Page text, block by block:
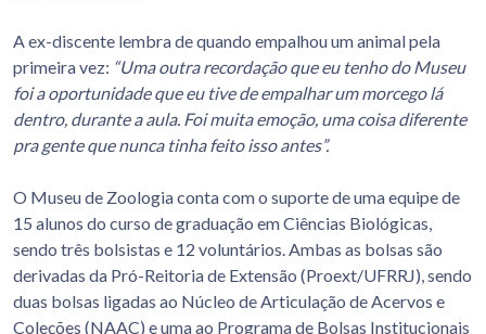
A ex-discente lembra de quando empalhou um animal pela
primeira vez: “Uma outra recordação que eu tenho do Museu
foi a oportunidade que eu tive de empalhar um morcego lá
dentro, durante a aula. Foi muita emoção, uma coisa diferente
pra gente que nunca tinha feito isso antes”.
O Museu de Zoologia conta com o suporte de uma equipe de
15 alunos do curso de graduação em Ciências Biológicas,
sendo três bolsistas e 12 voluntários. Ambas as bolsas são
derivadas da Pró-Reitoria de Extensão (Proext/UFRRJ), sendo
duas bolsas ligadas ao Núcleo de Articulação de Acervos e
Coleções (NAAC) e uma ao Programa de Bolsas Institucionais